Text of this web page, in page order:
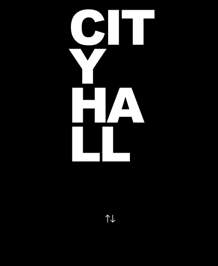
CIT
Y
HA
LL